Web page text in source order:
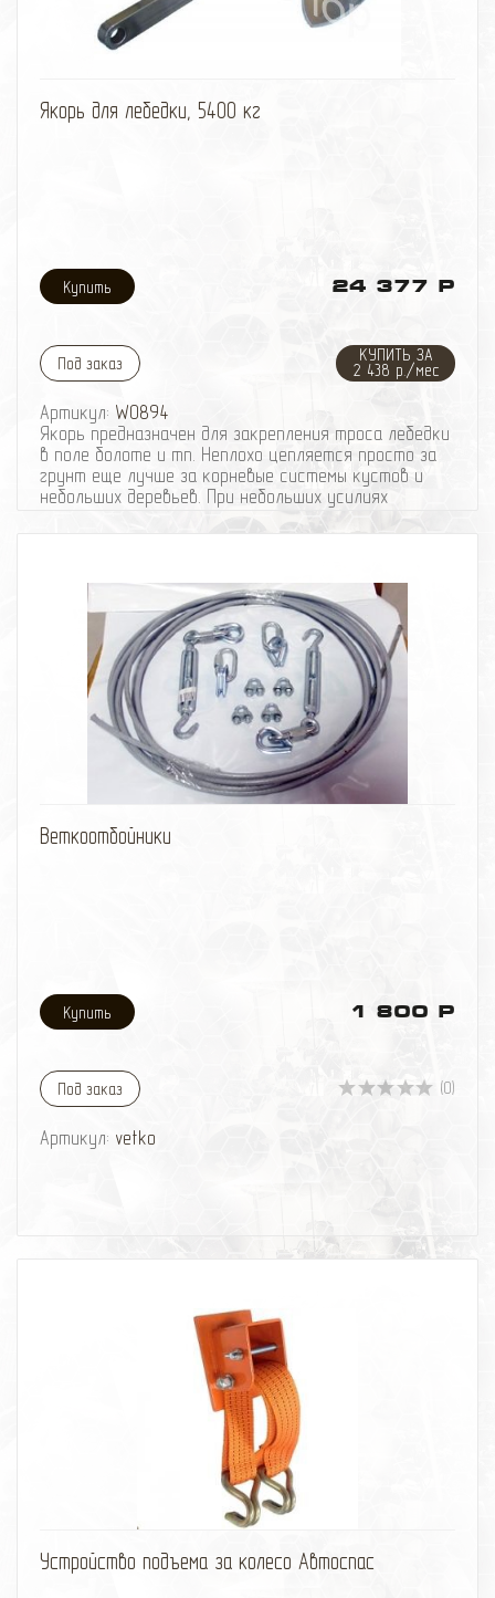
Якорь для лебедки, 5400 кг
24 377 Р
Под заказ
КУПИТЬ ЗА
2 438 р./мес
Артикул: W0894
Якорь предназначен для закрепления троса лебедки
в поле болоте и тп. Неплохо цепляется просто за
грунт еще лучше за корневые системы кустов и
небольших деревьев. При небольших усилиях
работает идеально , если машина сидит на мостах
то превращается в плуг.
Веткоотбойники
1 800 Р
Под заказ (0)
Артикул: vetko
Устройство подъема за колесо Автоспас